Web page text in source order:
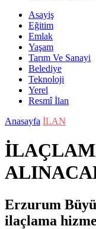
Asayiş
Eğitim
Emlak
Yaşam
Tarım Ve Sanayi
Belediye
Teknoloji
Yerel
Resmî İlan
Anasayfa İLAN
Erzurum
ilaçlama